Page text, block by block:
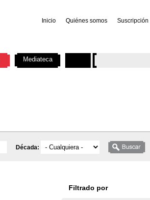
Inicio Quiénes somos Suscripción
Década:
Filtrado por
Mediateca